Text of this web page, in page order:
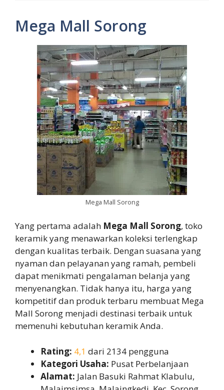
Mega Mall Sorong
Mega Mall Sorong
Yang pertama adalah Mega Mall Sorong, toko
keramik yang menawarkan koleksi terlengkap
dengan kualitas terbaik. Dengan suasana yang
nyaman dan pelayanan yang ramah, pembeli
dapat menikmati pengalaman belanja yang
menyenangkan. Tidak hanya itu, harga yang
kompetitif dan produk terbaru membuat Mega
Mall Sorong menjadi destinasi terbaik untuk
memenuhi kebutuhan keramik Anda.
Rating: 4,1 dari 2134 pengguna
Kategori Usaha: Pusat Perbelanjaan
Alamat: Jalan Basuki Rahmat Klabulu,